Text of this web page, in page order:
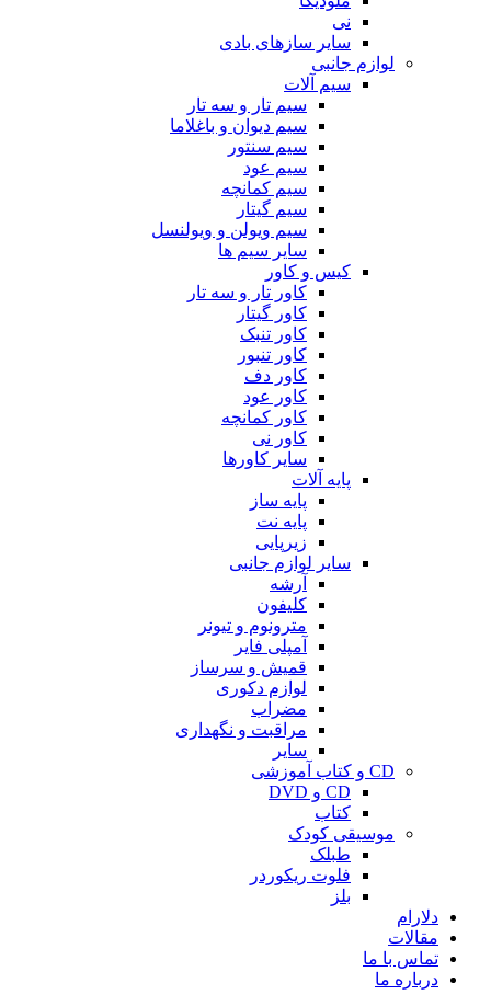
نی
سایر سازهای بادی
لوازم جانبی
سیم آلات
سیم تار و سه تار
سیم دیوان و باغلاما
سیم سنتور
سیم عود
سیم کمانچه
سیم گیتار
سیم ویولن و ویولنسل
سایر سیم ها
کیس و کاور
کاور تار و سه تار
کاور گیتار
کاور تنبک
کاور تنبور
کاور دف
کاور عود
کاور کمانچه
کاور نی
سایر کاورها
پایه آلات
پایه ساز
پایه نت
زیرپایی
سایر لوازم جانبی
آرشه
کلیفون
مترونوم و تیونر
آمپلی فایر
قمیش و سرساز
لوازم دکوری
مضراب
مراقبت و نگهداری
سایر
CD و کتاب آموزشی
CD و DVD
کتاب
موسیقی کودک
طبلک
فلوت ریکوردر
بلز
دلارام
مقالات
تماس با ما
درباره ما